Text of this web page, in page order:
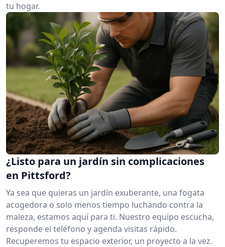
tu hogar.
¿Listo para un jardín sin complicaciones
en Pittsford?
Ya sea que quieras un jardín exuberante, una fogata
acogedora o solo menos tiempo luchando contra la
maleza, estamos aquí para ti. Nuestro equipo escucha,
responde el teléfono y agenda visitas rápido.
Recuperemos tu espacio exterior, un proyecto a la vez.